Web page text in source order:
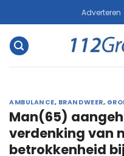
naar
inhoud
Adverteren
AMBULANCE, BRANDWEER,
Man(65)
verdenking van
betrokkenheid